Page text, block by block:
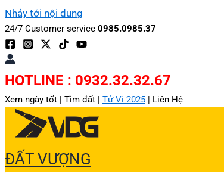
Nhảy tới nội dung
24/7 Customer service 0985.0985.37
HOTLINE : 0932.32.32.67
Xem ngày tốt | Tìm đất | Tử Vi 2025 | Liên Hệ
ĐẤT VƯỢNG